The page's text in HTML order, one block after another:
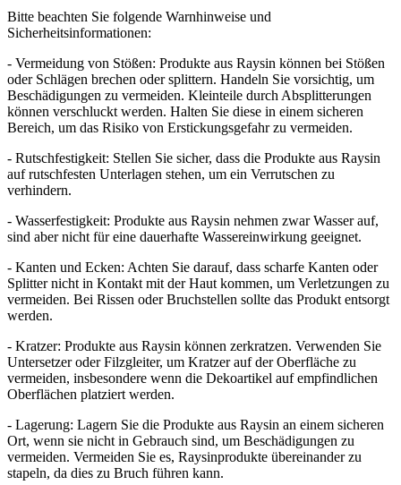
Bitte beachten Sie folgende Warnhinweise und
Sicherheitsinformationen:
- Vermeidung von Stößen: Produkte aus Raysin können bei Stößen
oder Schlägen brechen oder splittern. Handeln Sie vorsichtig, um
Beschädigungen zu vermeiden. Kleinteile durch Absplitterungen
können verschluckt werden. Halten Sie diese in einem sicheren
Bereich, um das Risiko von Erstickungsgefahr zu vermeiden.
- Rutschfestigkeit: Stellen Sie sicher, dass die Produkte aus Raysin
auf rutschfesten Unterlagen stehen, um ein Verrutschen zu
verhindern.
- Wasserfestigkeit: Produkte aus Raysin nehmen zwar Wasser auf,
sind aber nicht für eine dauerhafte Wassereinwirkung geeignet.
- Kanten und Ecken: Achten Sie darauf, dass scharfe Kanten oder
Splitter nicht in Kontakt mit der Haut kommen, um Verletzungen zu
vermeiden. Bei Rissen oder Bruchstellen sollte das Produkt entsorgt
werden.
- Kratzer: Produkte aus Raysin können zerkratzen. Verwenden Sie
Untersetzer oder Filzgleiter, um Kratzer auf der Oberfläche zu
vermeiden, insbesondere wenn die Dekoartikel auf empfindlichen
Oberflächen platziert werden.
- Lagerung: Lagern Sie die Produkte aus Raysin an einem sicheren
Ort, wenn sie nicht in Gebrauch sind, um Beschädigungen zu
vermeiden. Vermeiden Sie es, Raysinprodukte übereinander zu
stapeln, da dies zu Bruch führen kann.